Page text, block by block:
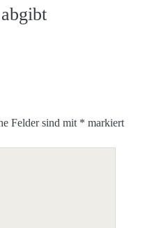
Felder sind mit * markiert